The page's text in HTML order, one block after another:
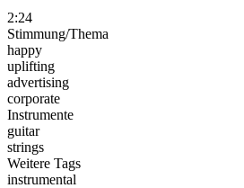
2:24
Stimmung/Thema
happy
uplifting
advertising
corporate
Instrumente
guitar
strings
Weitere Tags
instrumental